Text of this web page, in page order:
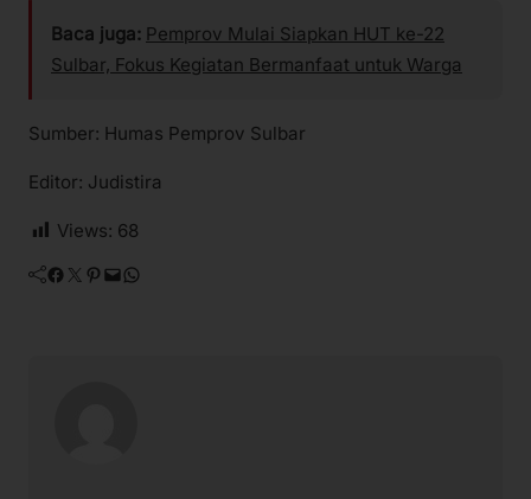
Baca juga: Pemprov Mulai Siapkan HUT ke-22
Sulbar, Fokus Kegiatan Bermanfaat untuk Warga
Sumber: Humas Pemprov Sulbar
Editor: Judistira
Views: 68
Facebook Twitter Pinterest Mail WhatsApp